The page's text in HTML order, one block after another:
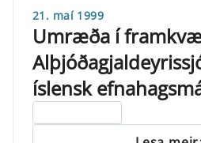
21. maí 1999
Umræða í
íslensk